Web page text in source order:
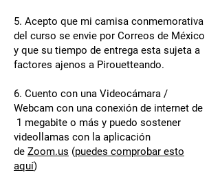
5. Acepto que mi camisa conmemorativa
del curso se envie por Correos de México
y que su tiempo de entrega esta sujeta a
factores ajenos a Pirouetteando.
6. Cuento con una Videocámara /
Webcam con una conexión de internet de
1 megabite o más y puedo sostener
videollamas con la aplicación
de Zoom.us (puedes comprobar esto
aquí)